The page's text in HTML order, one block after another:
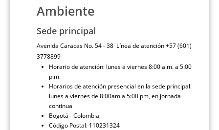
Ambiente
Sede principal
Avenida Caracas No. 54 - 38 Línea de atención +57 (601)
3778899
Horario de atención: lunes a viernes 8:00 a.m. a 5:00
p.m.
Horarios de atención presencial en la sede principal:
lunes a viernes de 8:00am a 5:00 pm, en jornada
continua
Bogotá - Colombia
Código Postal: 110231324